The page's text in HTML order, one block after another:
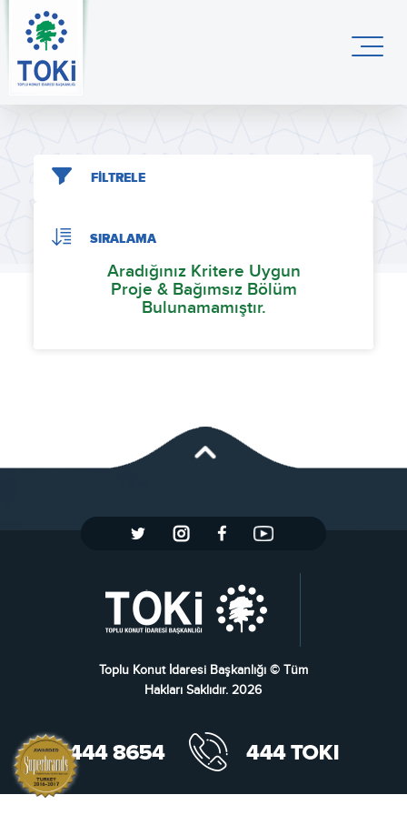
FİLTRELE
SIRALAMA
Aradığınız Kritere Uygun
Proje & Bağımsız Bölüm
Bulunamamıştır.
Toplu Konut İdaresi Başkanlığı © Tüm
Hakları Saklıdır. 2026